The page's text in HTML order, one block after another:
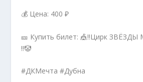
💰 Цена: 400 ₽
🎫 Купить билет: 🎪‼️Цирк
‼️🤡
#ДКМечта #Дубна